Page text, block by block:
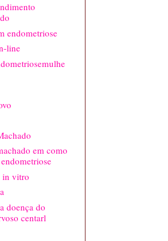
endometriose
line
em como
in vitro
doença do
centarl